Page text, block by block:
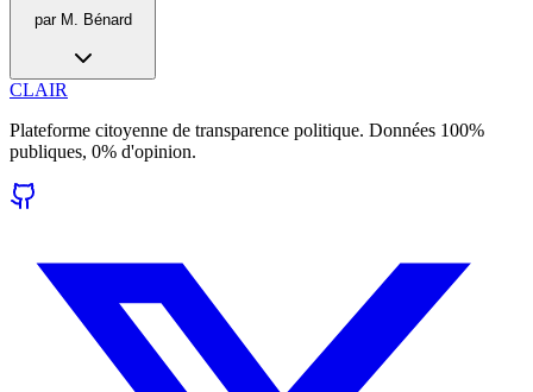
par M. Bénard
CLAIR
Plateforme citoyenne de transparence politique. Données 100%
publiques, 0% d'opinion.